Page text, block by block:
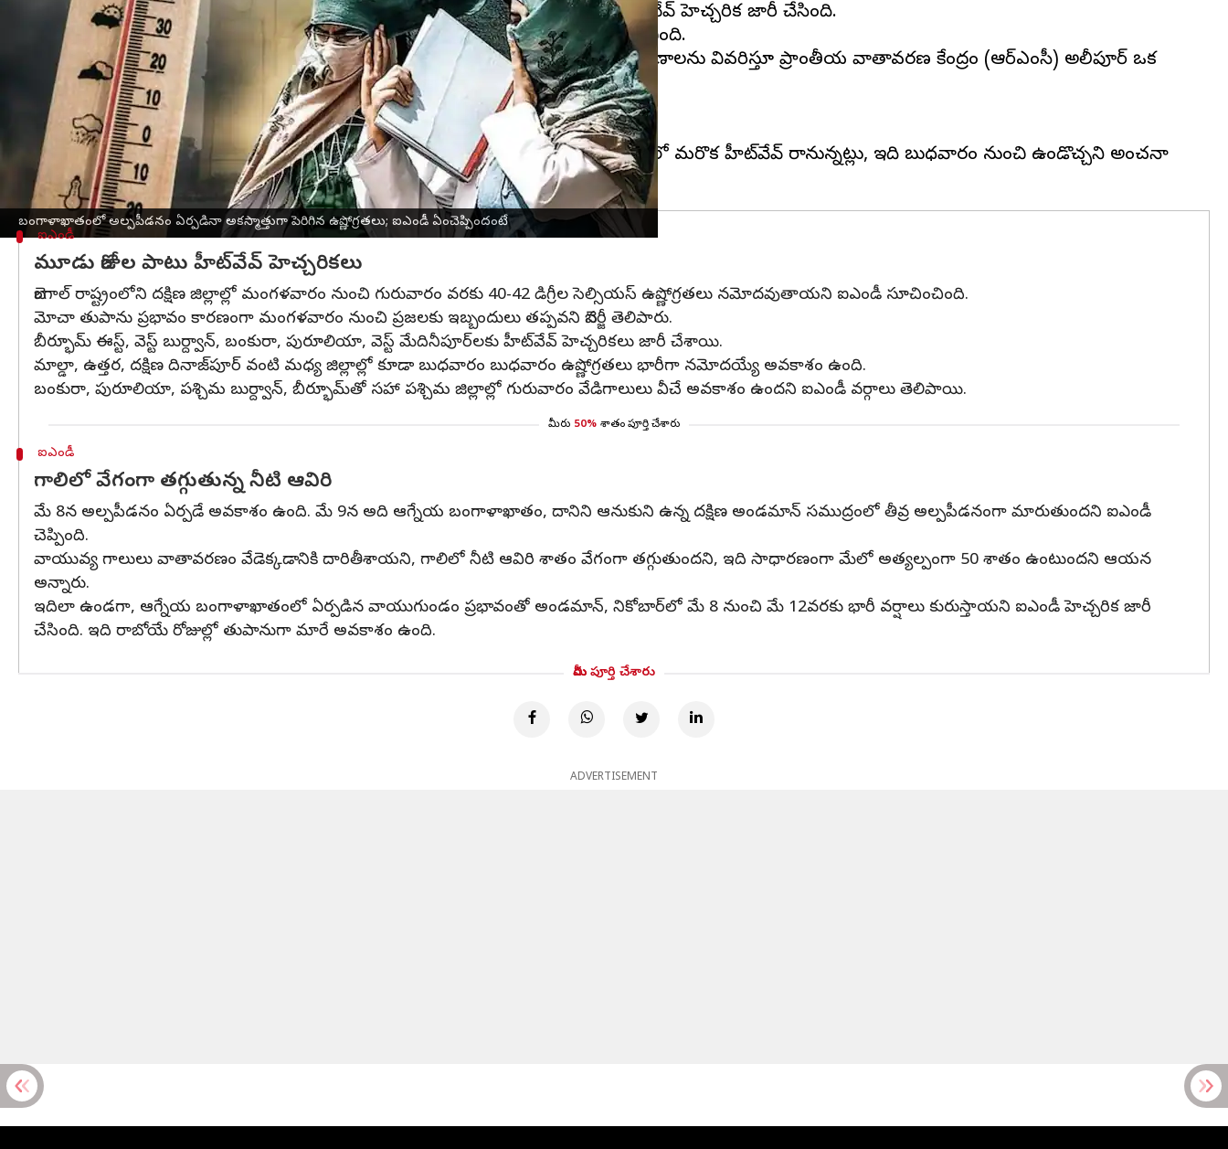
బంగాళాఖాతంలో అల్పపీడనం ఏర్పడినా అకస్మాత్తుగా పెరిగిన ఉష్ణోగ్రతలు; ఐఎండీ ఏంచెప్పిందంటే
సహా బెంగాల్‌లోని దక్షిణ జిల్లాల్లో భారత వాతావరణ శాఖ (ఐఎండీ) సోమవారం హీట్‌వేవ్ హెచ్చరిక జారీ చేసింది.
మోచా తుపాను వల్ల వీచే వాయువ్య గాలుల కారణంగా ఉష్ణోగ్రతలు పెరిగే అవకాశం సూచించింది.
బంగాళాఖాతంలో అల్పపీడనం ఏర్పడినప్పటికీఉష్ణోగ్రతలు
అకస్మాత్తుగా పెరగడానికి గల కారణాలను వివరిస్తూ ప్రాంతీయ వాతావరణ కేంద్రం (ఆర్ఎంసీ) అలీపూర్ ఒక
ప్రకటన విడుదల చేసింది.
మోచా తుపాను ప్రభావం కారణంగా నీటి ఆవిరి బంగాళాఖాతంలోకి ప్రవహిస్తోందని చెప్పింది.
మోచా సైక్లోన్ అనేది ఆగ్నేయ బంగాళాఖాతంలో ఏర్పడే ఉష్ణమండల తుపానుగా పేర్కొంది.
కోల్‌కతాకు చెందిన ఐఎండీ సీనియర్ వాతావరణ అధికారి సౌరిష్ బెనర్జీ మాట్లాడుతూ, బెంగాల్‌లో మరొక హీట్‌వేవ్ రానున్నట్లు, ఇది బుధవారం నుంచి ఉండొచ్చని అంచనా
ఐఎండీ
మూడు రోజుల పాటు హీట్‌వేవ్ హెచ్చరికలు
బెంగాల్ రాష్ట్రంలోని దక్షిణ జిల్లాల్లో మంగళవారం నుంచి గురువారం వరకు 40-42 డిగ్రీల సెల్సియస్ ఉష్ణోగ్రతలు నమోదవుతాయని ఐఎండీ సూచించింది.
మోచా తుపాను ప్రభావం కారణంగా మంగళవారం నుంచి ప్రజలకు ఇబ్బందులు తప్పవని బెనర్జీ తెలిపారు.
బీర్భూమ్ ఈస్ట్, వెస్ట్ బుర్ద్వాన్, బంకురా, పురూలియా, వెస్ట్ మేదినీపూర్‌లకు హీట్‌వేవ్ హెచ్చరికలు జారీ చేశాయి.
మాల్డా, ఉత్తర, దక్షిణ దినాజ్‌పూర్ వంటి మధ్య జిల్లాల్లో కూడా బుధవారం బుధవారం ఉష్ణోగ్రతలు భారీగా నమోదయ్యే అవకాశం ఉంది.
బంకురా, పురూలియా, పశ్చిమ బుర్ద్వాన్, బీర్భూమ్‌తో సహా పశ్చిమ జిల్లాల్లో గురువారం వేడిగాలులు వీచే అవకాశం ఉందని ఐఎండీ వర్గాలు తెలిపాయి.
మీరు 50% శాతం పూర్తి చేశారు
ఐఎండీ
గాలిలో వేగంగా తగ్గుతున్న నీటి ఆవిరి
మే 8న అల్పపీడనం ఏర్పడే అవకాశం ఉంది. మే 9న అది ఆగ్నేయ బంగాళాఖాతం, దానిని ఆనుకుని ఉన్న దక్షిణ అండమాన్ సముద్రంలో తీవ్ర అల్పపీడనంగా మారుతుందని ఐఎండీ
చెప్పింది.
వాయువ్య గాలులు వాతావరణం వేడెక్కడానికి దారితీశాయని, గాలిలో నీటి ఆవిరి శాతం వేగంగా తగ్గుతుందని, ఇది సాధారణంగా మేలో అత్యల్పంగా 50 శాతం ఉంటుందని ఆయన
అన్నారు.
ఇదిలా ఉండగా, ఆగ్నేయ బంగాళాఖాతంలో ఏర్పడిన వాయుగుండం ప్రభావంతో అండమాన్, నికోబార్‌లో మే 8 నుంచి మే 12వరకు భారీ వర్షాలు కురుస్తాయని ఐఎండీ హెచ్చరిక జారీ
చేసింది. ఇది రాబోయే రోజుల్లో తుపానుగా మారే అవకాశం ఉంది.
మీరు పూర్తి చేశారు
ADVERTISEMENT